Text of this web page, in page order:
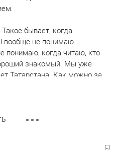
бывает, когда
вообще не понимаю
понимаю, когда читаю, кто
знакомый. Мы уже
Татарстана. Как можно за
деньги? Правда это или нет,
700 тысяч. Я вообще не
Может, были какие‑то
пообещали руководству